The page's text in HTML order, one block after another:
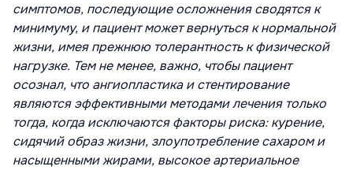
симптомов, последующие осложнения сводятся к
минимуму, и пациент может вернуться к нормальной
жизни, имея прежнюю толерантность к физической
нагрузке. Тем не менее, важно, чтобы пациент
осознал, что ангиопластика и стентирование
являются эффективными методами лечения только
тогда, когда исключаются факторы риска: курение,
сидячий образ жизни, злоупотребление сахаром и
насыщенными жирами, высокое артериальное